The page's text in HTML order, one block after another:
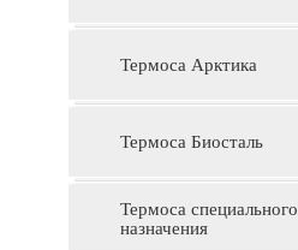
Термоса Арктика
Термоса Биосталь
Термоса специального
назначения